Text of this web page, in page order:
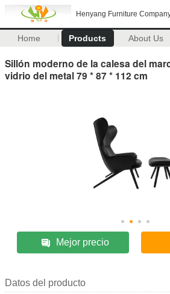
Henyang Furniture
Home Products About Us
Sillón moderno de la calesa del
vidrio del metal 79 * 87 * 112 cm
Mejor precio
Datos del producto